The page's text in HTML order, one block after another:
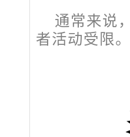
通常来说
者活动受限。